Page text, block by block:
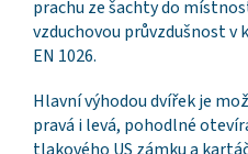
prachu ze šachty do
vzduchovou průvzdušnost v
EN 1026.
Hlavní výhodou dvířek je
pravá i levá, pohodlné